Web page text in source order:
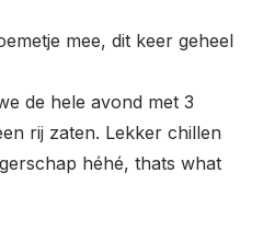
mee, dit keer geheel
de hele avond met 3
rij zaten. Lekker chillen
héhé, thats what